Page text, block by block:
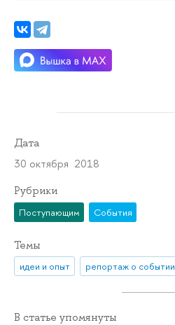
Дата
30 октября 2018
Рубрики
Поступающим События
Темы
идеи и опыт репортаж о событии
В статье упомянуты